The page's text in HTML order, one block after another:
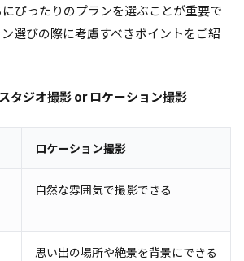
ぴったりのプランを選ぶことが重要で
選びの際に考慮すべきポイントをご紹
タジオ撮影 or ロケーション撮影
ロケーション撮影
自然な雰囲気で撮影できる
思い出の場所や絶景を背景にできる